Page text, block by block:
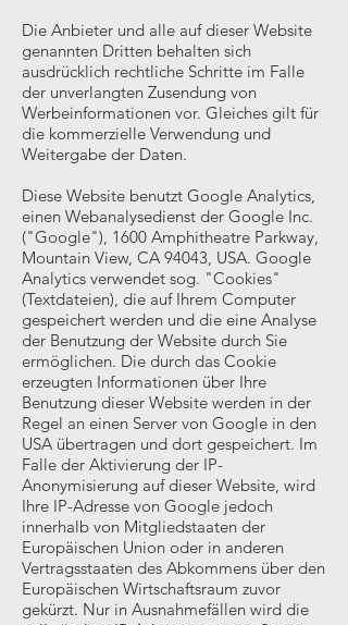
Die Anbieter und alle auf dieser Website
genannten Dritten behalten sich
ausdrücklich rechtliche Schritte im Falle
der unverlangten Zusendung von
Werbeinformationen vor. Gleiches gilt für
die kommerzielle Verwendung und
Weitergabe der Daten.
Diese Website benutzt Google Analytics,
einen Webanalysedienst der Google Inc.
("Google"), 1600 Amphitheatre Parkway,
Mountain View, CA 94043, USA. Google
Analytics verwendet sog. "Cookies"
(Textdateien), die auf Ihrem Computer
gespeichert werden und die eine Analyse
der Benutzung der Website durch Sie
ermöglichen. Die durch das Cookie
erzeugten Informationen über Ihre
Benutzung dieser Website werden in der
Regel an einen Server von Google in den
USA übertragen und dort gespeichert. Im
Falle der Aktivierung der IP-
Anonymisierung auf dieser Website, wird
Ihre IP-Adresse von Google jedoch
innerhalb von Mitgliedstaaten der
Europäischen Union oder in anderen
Vertragsstaaten des Abkommens über den
Europäischen Wirtschaftsraum zuvor
gekürzt. Nur in Ausnahmefällen wird die